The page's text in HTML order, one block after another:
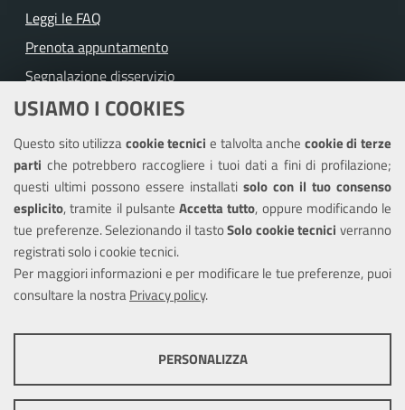
USIAMO I COOKIES
Questo sito utilizzacookie tecnicie talvolta anche cookie di terze
parti che potrebbero raccogliere i tuoi dati a fini di profilazione;
questi ultimi possono essere installati solo con il tuo consenso
esplicito, tramite il pulsante Accetta tutto, oppure modificando le
tue preferenze. Selezionando il tastoSolo cookie tecnici verranno
registrati solo i cookie tecnici.
Per maggiori informazioni e per modificare le tue preferenze, puoi
consultare la nostraPrivacy policy.
PERSONALIZZA
Leggi le FAQ
Prenota appuntamento
Segnalazione disservizio
Richiesta assistenza
Amministrazione trasparente
Informativa privacy
Note legali
Piano di miglioramento dei servizi
Dichiarazione di accessibilità